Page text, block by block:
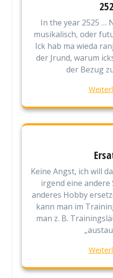
In the year 2525 …
musikalisch, oder
Ick hab ma wieda
der Jrund, warum
der Bezug
Keine Angst, ich will
irgend eine
anderes Hobby
kann man im
man z. B.